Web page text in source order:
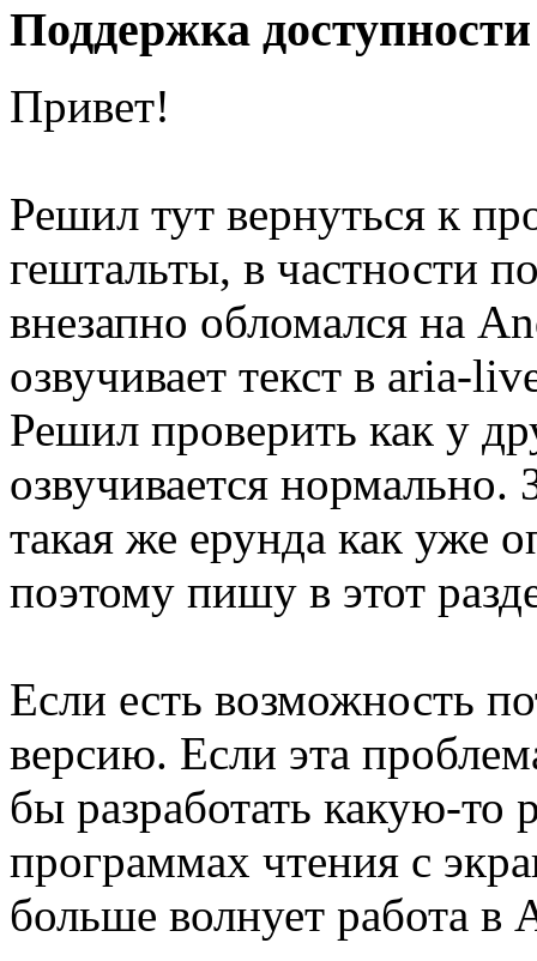
Поддержка доступности
Привет!
Решил тут вернуться к
гештальты, в частности
внезапно обломался на
озвучивает текст в aria-
Решил проверить как у
озвучивается нормально.
такая же ерунда как уже
поэтому пишу в этот
Если есть возможность
версию. Если эта
бы разработать какую-
программах чтения с
больше волнует работа в